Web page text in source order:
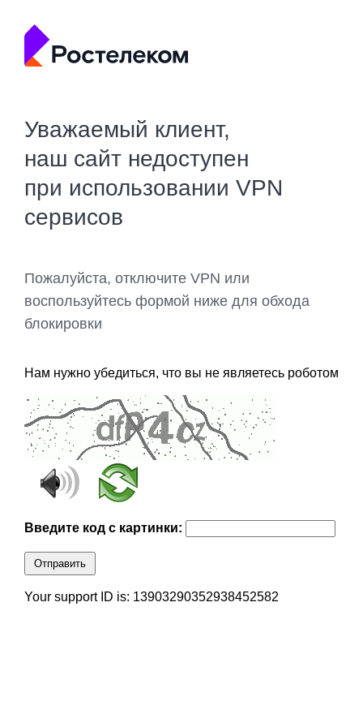
Уважаемый клиент,
наш сайт недоступен
при использовании VPN
сервисов
Пожалуйста, отключите VPN или
воспользуйтесь формой ниже для обхода
блокировки
Нам нужно убедиться, что вы не являетесь роботом
Введите код с картинки:
Отправить
Your support ID is: 13903290352938452582